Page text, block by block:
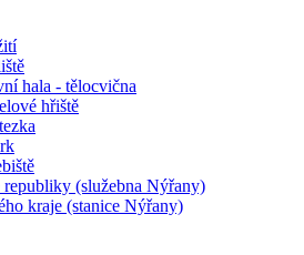
hala - tělocvična
hřiště
republiky (služebna Nýřany)
kraje (stanice Nýřany)